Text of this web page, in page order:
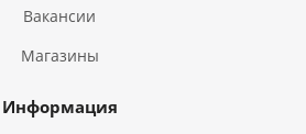
Вакансии
Магазины
Информация